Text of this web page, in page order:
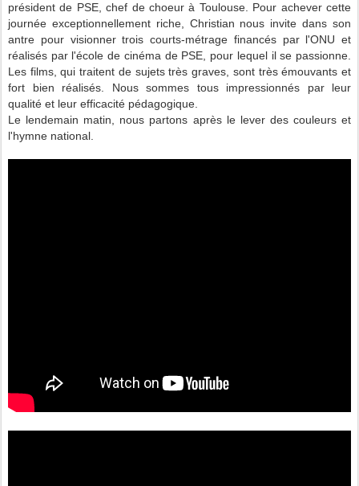
président de PSE, chef de choeur à Toulouse. Pour achever cette
journée exceptionnellement riche, Christian nous invite dans son
antre pour visionner trois courts-métrage financés par l'ONU et
réalisés par l'école de cinéma de PSE, pour lequel il se passionne.
Les films, qui traitent de sujets très graves, sont très émouvants et
fort bien réalisés. Nous sommes tous impressionnés par leur
qualité et leur efficacité pédagogique.
Le lendemain matin, nous partons après le lever des couleurs et
l'hymne national.